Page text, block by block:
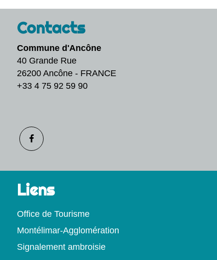
Contacts
Commune d'Ancône
40 Grande Rue
26200 Ancône - FRANCE
+33 4 75 92 59 90
Liens
Office de Tourisme
Montélimar-Agglomération
Signalement ambroisie